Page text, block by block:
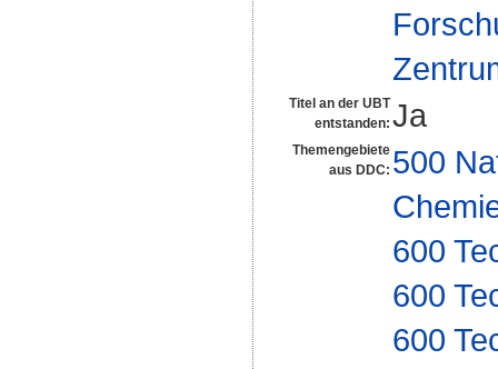
Titel an der UBT
entstanden: Ja
Themengebiete
aus DDC: 500
600
600
600